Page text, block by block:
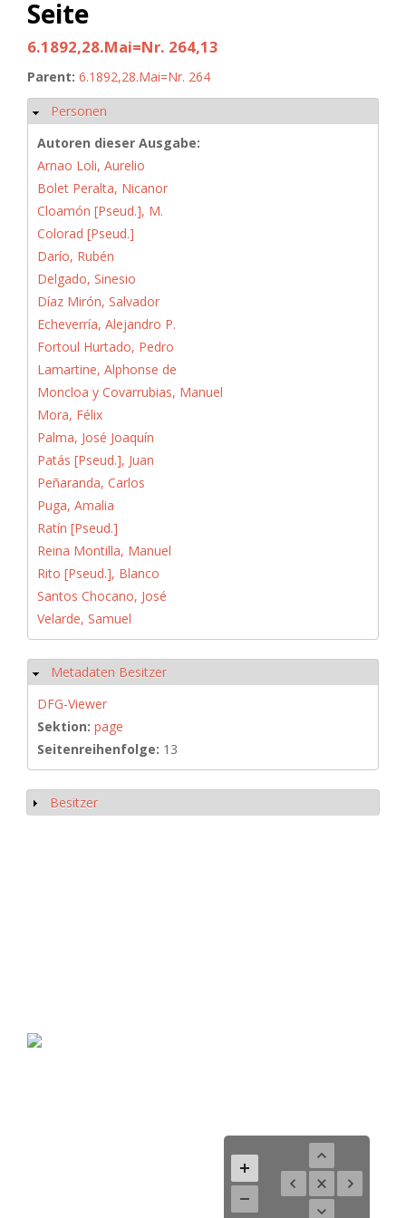
Seite
6.1892,28.Mai=Nr. 264,13
Parent: 6.1892,28.Mai=Nr. 264
Hide
Personen
Autoren dieser Ausgabe:
Arnao Loli, Aurelio
Bolet Peralta, Nicanor
Cloamón [Pseud.], M.
Colorad [Pseud.]
Darío, Rubén
Delgado, Sinesio
Díaz Mirón, Salvador
Echeverría, Alejandro P.
Fortoul Hurtado, Pedro
Lamartine, Alphonse de
Moncloa y Covarrubias, Manuel
Mora, Félix
Palma, José Joaquín
Patás [Pseud.], Juan
Peñaranda, Carlos
Puga, Amalia
Ratín [Pseud.]
Reina Montilla, Manuel
Rito [Pseud.], Blanco
Santos Chocano, José
Velarde, Samuel
Hide
Metadaten Besitzer
DFG-Viewer
Sektion: page
Seitenreihenfolge: 13
Show
Besitzer